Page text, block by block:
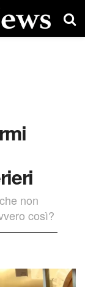
non
così?